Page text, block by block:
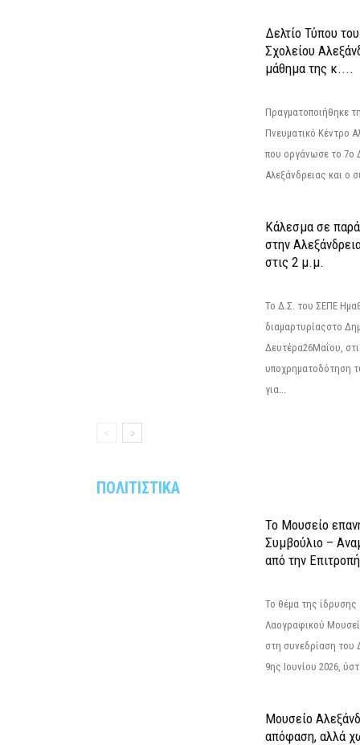
Δελτίο Τύπου
Σχολείου
μάθημα της κ....
Πραγματοποιήθηκε
Πνευματικό Κέντρο
που οργάνωσε το 7ο
Αλεξάνδρειας και ο
Κάλεσμα σε
στην
στις 2 μ.μ.
Το Δ.Σ. του ΣΕΠΕ
διαμαρτυρίαςστο
Δευτέρα26Μαΐου,
υποχρηματοδότηση
για...
ΠΟΛΙΤΙΣΤΙΚΑ
Το Μουσείο
Συμβούλιο –
από την Επιτροπή
Το θέμα της ίδρυσης
Λαογραφικού
στη συνεδρίαση του
9ης Ιουνίου 2026,
Μουσείο
απόφαση, αλλά